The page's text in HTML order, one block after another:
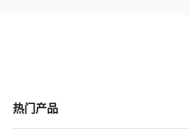
热门产品